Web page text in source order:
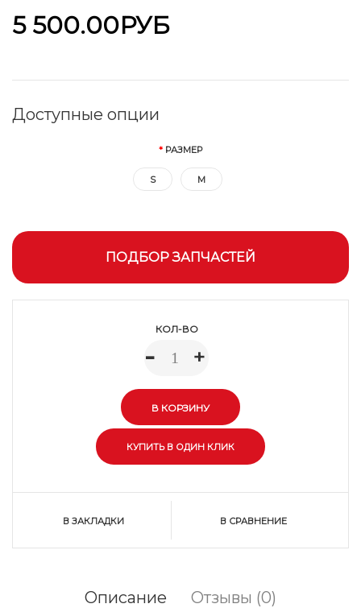
5 500.00РУБ
Доступные опции
РАЗМЕР
S M
ПОДБОР ЗАПЧАСТЕЙ
КОЛ-ВО
- +
В ЗАКЛАДКИ В СРАВНЕНИЕ
Описание Отзывы (0)